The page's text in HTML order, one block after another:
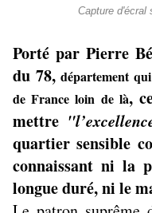
Capture d'écral
Porté par Pierre
du 78,département
de France loin de là,
mettre
quartier sensible
connaissant ni la
longue duré, ni le